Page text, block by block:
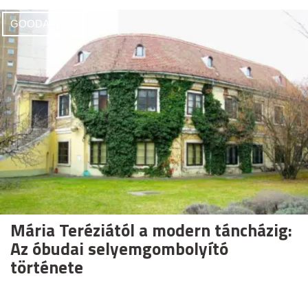
GOODAPEST
Mária Teréziától a modern táncházig:
Az óbudai selyemgombolyító
története